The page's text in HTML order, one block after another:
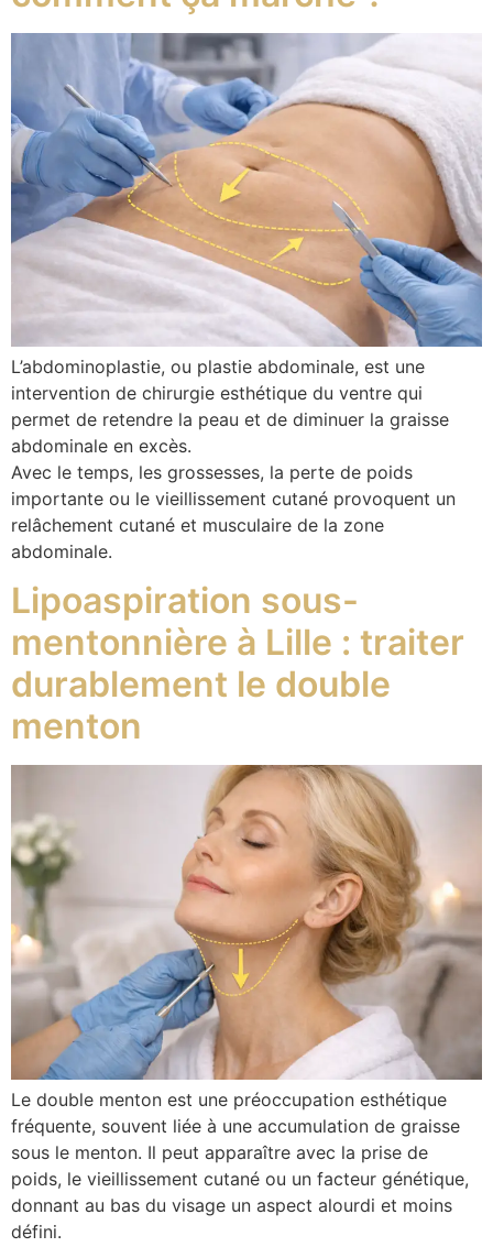
L’abdominoplastie, ou plastie abdominale, est une
intervention de chirurgie esthétique du ventre qui
permet de retendre la peau et de diminuer la graisse
abdominale en excès.
Avec le temps, les grossesses, la perte de poids
importante ou le vieillissement cutané provoquent un
relâchement cutané et musculaire de la zone
abdominale.
Lipoaspiration sous-
mentonnière à Lille : traiter
durablement le double
menton
Le double menton est une préoccupation esthétique
fréquente, souvent liée à une accumulation de graisse
sous le menton. Il peut apparaître avec la prise de
poids, le vieillissement cutané ou un facteur génétique,
donnant au bas du visage un aspect alourdi et moins
défini.